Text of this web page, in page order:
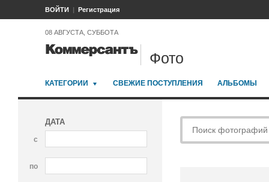
ВОЙТИ Регистрация
08 АВГУСТА, СУББОТА
Фото
КАТЕГОРИИ СВЕЖИЕ ПОСТУПЛЕНИЯ АЛЬБОМЫ
ДАТА
с
по